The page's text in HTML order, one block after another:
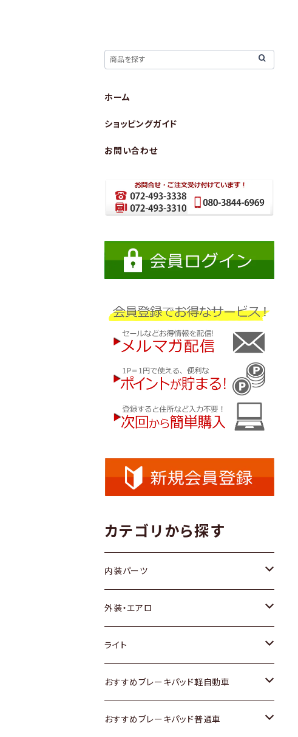
ホーム
ショッピングガイド
お問い合わせ
カテゴリから探す
内装パーツ
トヨタ
ホンダ
スズキ
日産
外装・エアロ
トヨタ
ホンダ
スズキ
ライト
トヨタ
スズキ
おすすめブレーキパッド軽自動車
トヨタ
おすすめブレーキパッド普通車